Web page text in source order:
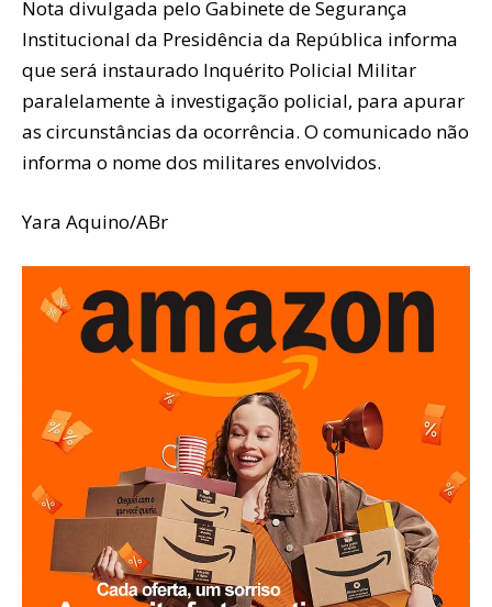
Nota divulgada pelo Gabinete de Segurança
Institucional da Presidência da República informa
que será instaurado Inquérito Policial Militar
paralelamente à investigação policial, para apurar
as circunstâncias da ocorrência. O comunicado não
informa o nome dos militares envolvidos.
Yara Aquino/ABr